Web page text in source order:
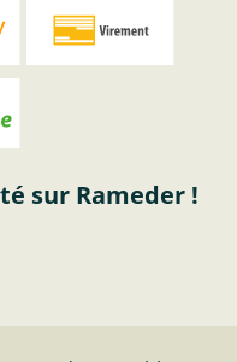
sur Rameder !